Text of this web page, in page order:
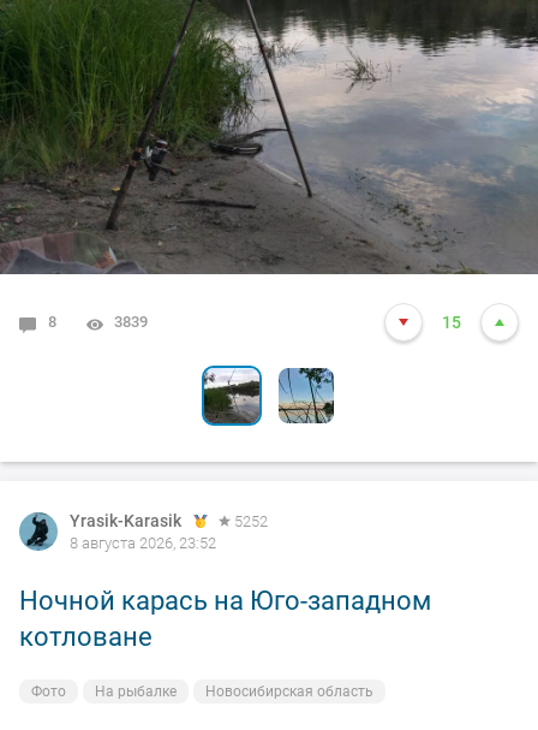
8 3839 15
1 5309 14
Yrasik-Karasik
5252
8 августа 2026, 23:52
Ночной карась на Юго-западном
котловане
Фото На рыбалке Новосибирская область